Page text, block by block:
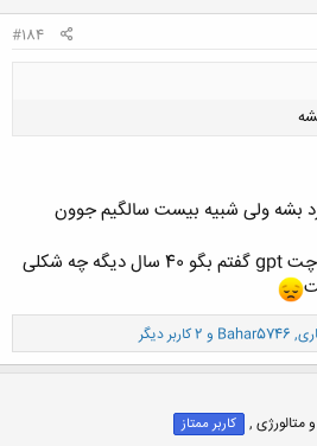
#184
کنید تا باز شود...
بشه ولی شبیه بیست سالگیم جوون
آخه دیشب یه عکس دادم به چت gpt گفتم بگو 40 سال دیگه چه شکلی
,
Bahar5746 و 2 کاربر دیگر
متالورژی , کاربر ممتاز